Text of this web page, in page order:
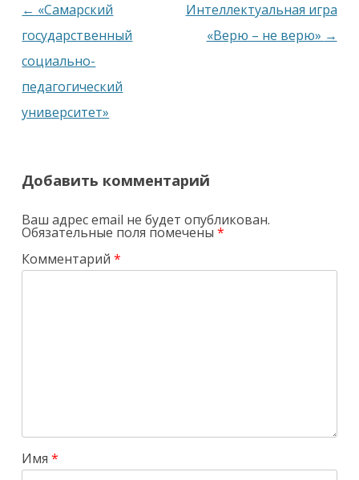
Навигация
по
записям
← «Самарский
государственный
социально-
педагогический
университет»
Интеллектуальная игра
«Верю – не верю» →
Добавить комментарий
Ваш адрес email не будет опубликован.
Обязательные поля помечены*
Комментарий*
Имя*